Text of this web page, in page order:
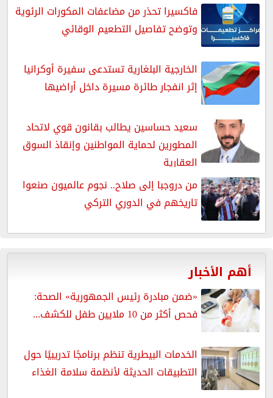
فاكسيرا تحذر من مضاعفات المكورات الرئوية
وتوضح تفاصيل التطعيم الوقائي
الخارجية البلغارية تستدعى سفيرة أوكرانيا
إثر انفجار طائرة مسيرة داخل أراضيها
سعيد حساسين يطالب بقانون قوي لاتحاد
المطورين لحماية المواطنين وإنقاذ السوق
العقارية
من دروجبا إلى صلاح.. نجوم عالميون صنعوا
تاريخهم في الدوري التركي
أهم الأخبار
«ضمن مبادرة رئيس الجمهورية» الصحة:
فحص أكثر من 10 ملايين طفل للكشف...
الخدمات البيطرية تنظم برنامجًا تدريبيًا حول
التطبيقات الحديثة لأنظمة سلامة الغذاء